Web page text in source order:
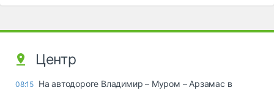
Центр
08:15 На автодороге Владимир – Муром – Арзамас в